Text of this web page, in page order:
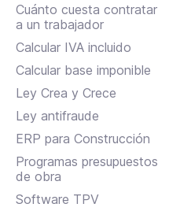
Cuánto cuesta contratar
a un trabajador
Calcular IVA incluido
Calcular base imponible
Ley Crea y Crece
Ley antifraude
ERP para Construcción
Programas presupuestos
de obra
Software TPV